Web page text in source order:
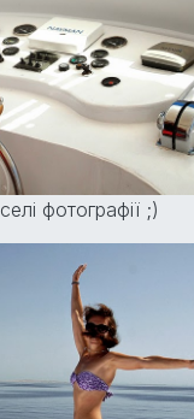
фотографії ;)